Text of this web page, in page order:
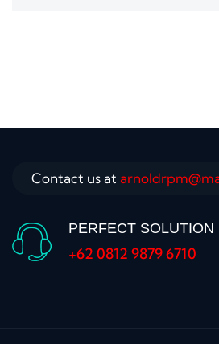
Contact us at
PERFECT
+62 0812 9879 6710